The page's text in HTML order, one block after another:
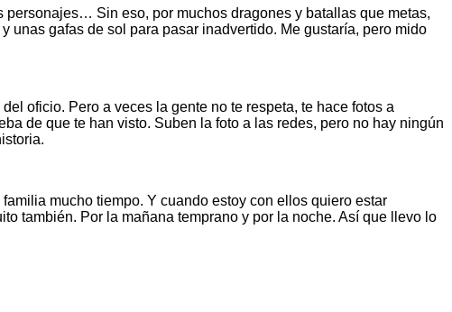
Sin eso, por muchos dragones y batallas que metas,
unas gafas de sol para pasar inadvertido. Me gustaría, pero mido
oficio. Pero a veces la gente no te respeta, te hace fotos a
de que te han visto. Suben la foto a las redes, pero no hay ningún
mucho tiempo. Y cuando estoy con ellos quiero estar
también. Por la mañana temprano y por la noche. Así que llevo lo